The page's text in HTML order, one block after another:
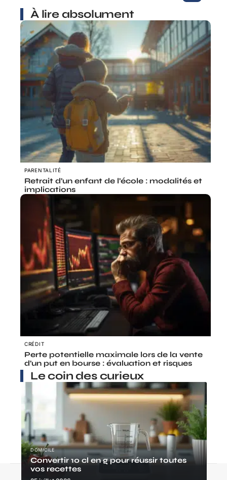
À lire absolument
PARENTALITÉ
Retrait d’un enfant de l’école : modalités et
implications
CRÉDIT
Perte potentielle maximale lors de la vente
d’un put en bourse : évaluation et risques
Le coin des curieux
DOMICILE
Convertir 10 cl en g pour réussir toutes
vos recettes
Contact